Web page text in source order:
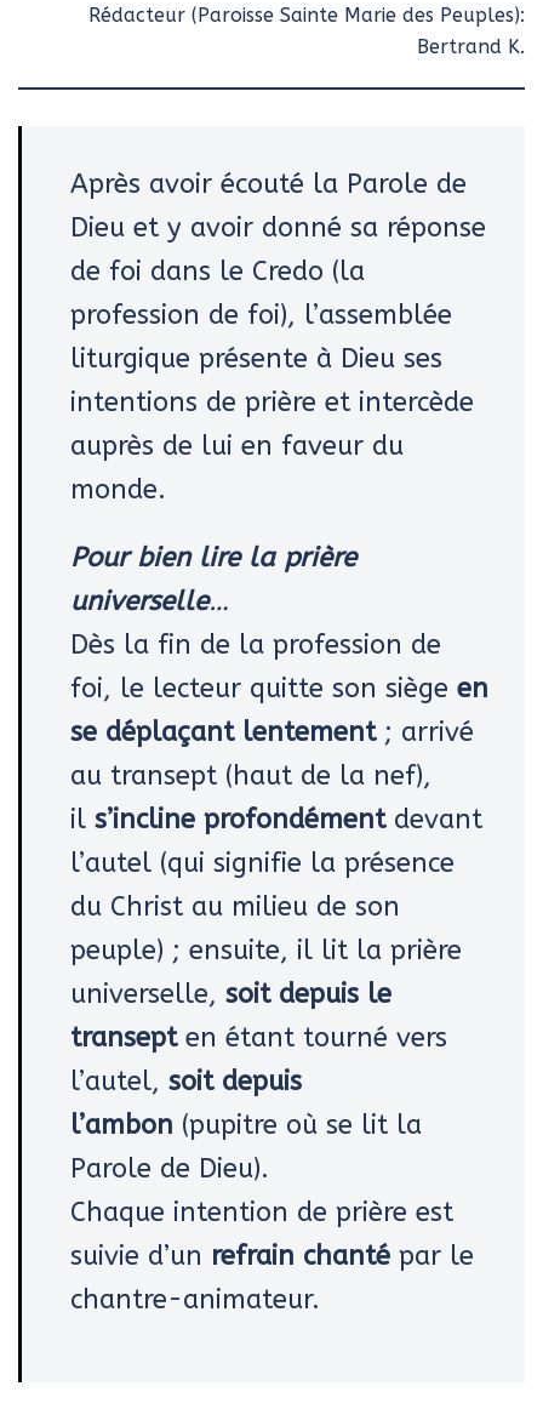
Rédacteur (Paroisse Sainte Marie des Peuples):
Bertrand K.
Après avoir écouté la Parole de
Dieu et y avoir donné sa réponse
de foi dans le Credo (la
profession de foi), l’assemblée
liturgique présente à Dieu ses
intentions de prière et intercède
auprès de lui en faveur du
monde.
Pour bien lire la prière
universelle…
Dès la fin de la profession de
foi, le lecteur quitte son siège en
se déplaçant lentement ; arrivé
au transept (haut de la nef),
il s’incline profondémentdevant
l’autel (qui signifie la présence
du Christ au milieu de son
peuple) ; ensuite, il lit la prière
universelle, soit depuis le
transept en étant tourné vers
l’autel, soit depuis
l’ambon (pupitre où se lit la
Parole de Dieu).
Chaque intention de prière est
suivie d’un refrain chanté par le
chantre-animateur.